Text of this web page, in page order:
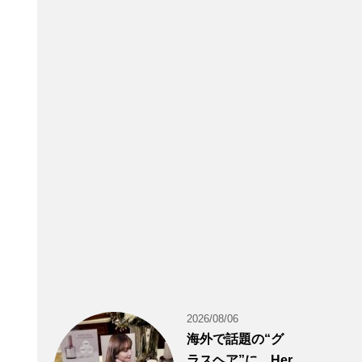
2026/08/06
海外で話題の“グ